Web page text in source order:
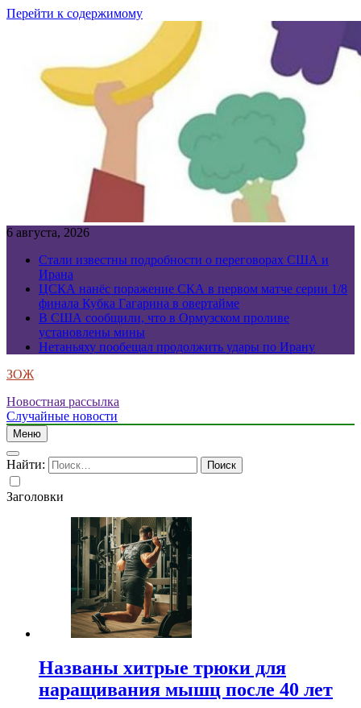
Перейти к содержимому
6 августа, 2026
Стали известны подробности о переговорах США и
Ирана
ЦСКА нанёс поражение СКА в первом матче серии 1/8
финала Кубка Гагарина в овертайме
В США сообщили, что в Ормузском проливе
установлены мины
Нетаньяху пообещал продолжить удары по Ирану
ЗОЖ
Новостная рассылка
Случайные новости
Меню
Найти:
Заголовки
Названы хитрые трюки для
наращивания мышц после 40 лет